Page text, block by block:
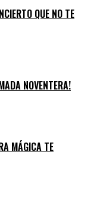
QUE NO TE
NOVENTERA!
MÁGICA TE